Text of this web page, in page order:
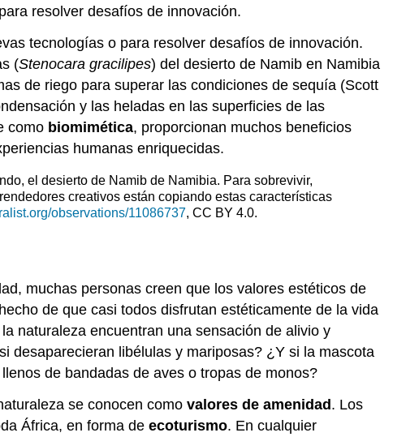
resolver desafíos de innovación.
tecnologías o para resolver desafíos de innovación.
(Stenocara gracilipes) del desierto de Namib en Namibia
de riego para superar las condiciones de sequía (Scott
y las heladas en las superficies de las
como biomimética, proporcionan muchos beneficios
humanas enriquecidas.
el desierto de Namib de Namibia. Para sobrevivir,
creativos están copiando estas características
observations/11086737, CC BY 4.0.
muchas personas creen que los valores estéticos de
de que casi todos disfrutan estéticamente de la vida
naturaleza encuentran una sensación de alivio y
desaparecieran libélulas y mariposas? ¿Y si la mascota
de bandadas de aves o tropas de monos?
se conocen como valores de amenidad. Los
África, en forma de ecoturismo. En cualquier